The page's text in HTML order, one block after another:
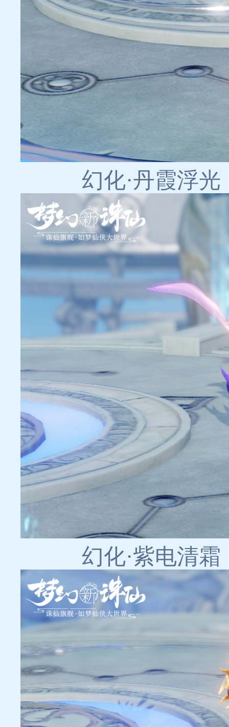
幻化·丹霞浮
幻化·紫电清